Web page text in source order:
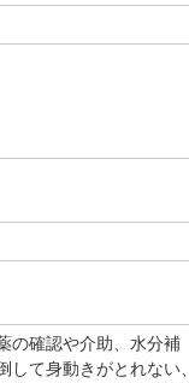
の確認や介助、水分補
て身動きがとれない、